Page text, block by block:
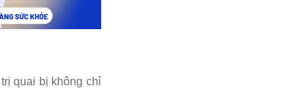
quai bị không chỉ